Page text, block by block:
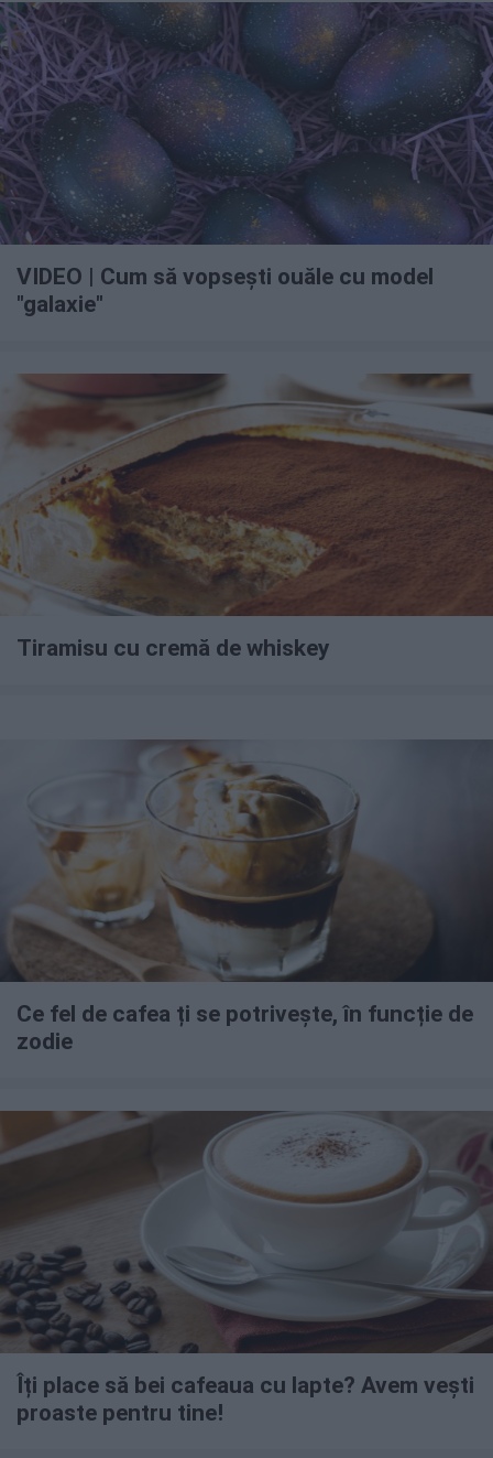
VIDEO | Cum să vopsești ouăle cu model
"galaxie"
Tiramisu cu cremă de whiskey
Ce fel de cafea ți se potrivește, în funcție de
zodie
Îți place să bei cafeaua cu lapte? Avem vești
proaste pentru tine!